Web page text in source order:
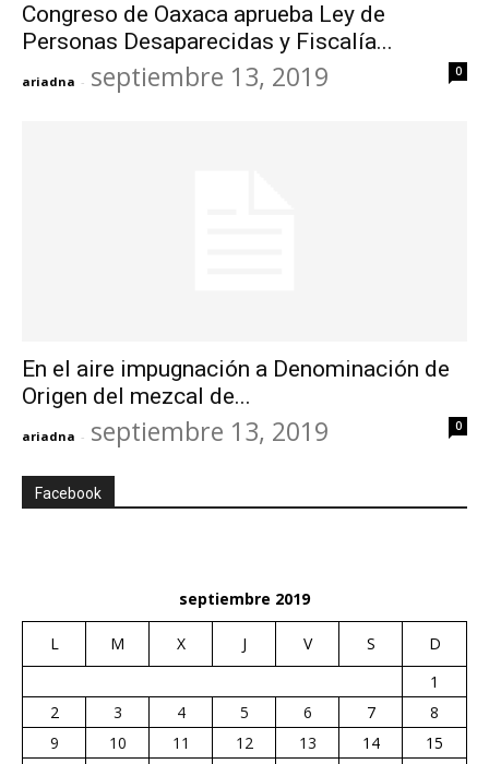
Congreso de Oaxaca aprueba Ley de
Personas Desaparecidas y Fiscalía...
ariadna - septiembre 13, 2019 0
En el aire impugnación a Denominación de
Origen del mezcal de...
ariadna - septiembre 13, 2019 0
Facebook
septiembre 2019
L M X J V S
D
1
2
3 4 5 6 7
8
9
10 11 12 13 14
15